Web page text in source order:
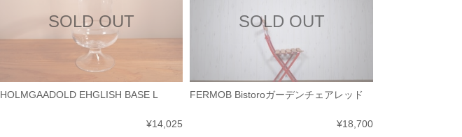
SOLD OUT
HOLMGAADOLD EHGLISH BASE L
¥14,025
SOLD OUT
FERMOB Bistoroガーデンチェアレッド
¥18,700